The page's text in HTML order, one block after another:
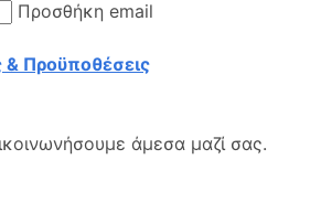
Προσθήκη email
& Προϋποθέσεις
άμεσα μαζί σας.